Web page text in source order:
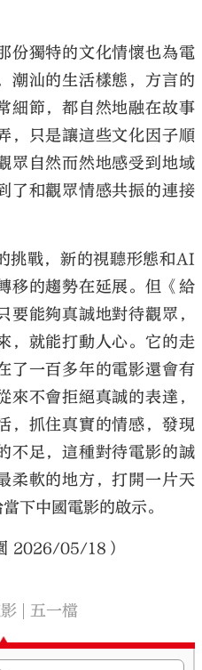
份獨特的文化情懷也為電
潮汕的生活樣態，方言的
細節，都自然地融在故事
，只是讓這些文化因子順
眾自然而然地感受到地域
了和觀眾情感共振的連接
挑戰，新的視聽形態和AI
移的趨勢在延展。但《給
要能夠真誠地對待觀眾，
，就能打動人心。它的走
了一百多年的電影還會有
不會拒絕真誠的表達，
，抓住真實的情感，發現
不足，這種對待電影的誠
柔軟的地方，打開一片天
下中國電影的啟示。
2026/05/18）
五一檔